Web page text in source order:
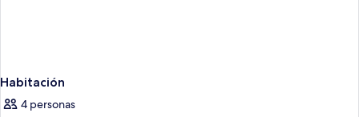
Habitación
4 personas